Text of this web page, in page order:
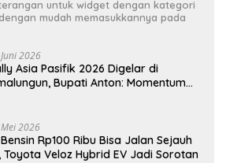
untuk widget dengan kategori
mudah memasukkannya pada
2026
Asia Pasifik 2026 Digelar di
Bupati Anton: Momentum
2026
Rp100 Ribu Bisa Jalan Sejauh
Toyota Veloz Hybrid EV Jadi Sorotan